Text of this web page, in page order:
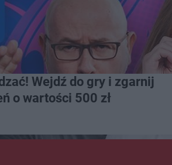
Wejdź do gry i zgarnij
o wartości 500 zł